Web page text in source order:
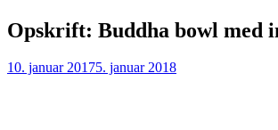
content
Opskrift: Buddha bowl med
10. januar 20175. januar 2018